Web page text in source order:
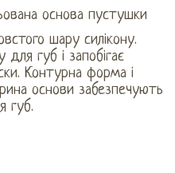
основа пустушки
шару силікону.
для губ і запобігає
Контурна форма і
основи забезпечують
губ.